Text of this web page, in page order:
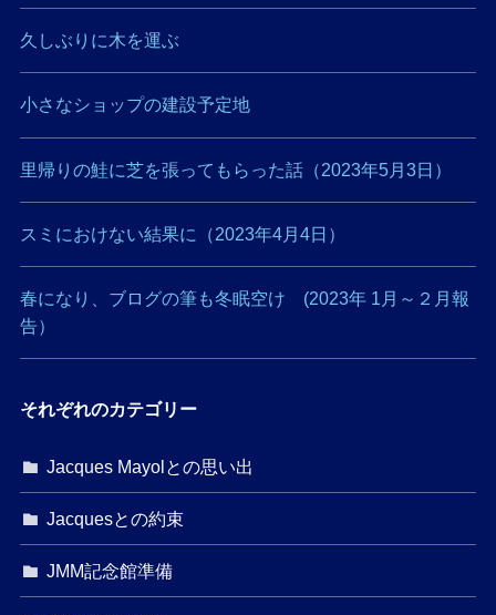
久しぶりに木を運ぶ
小さなショップの建設予定地
里帰りの鮭に芝を張ってもらった話（2023年5月3日）
スミにおけない結果に（2023年4月4日）
春になり、ブログの筆も冬眠空け (2023年 1月～２月報
告）
それぞれのカテゴリー
Jacques Mayolとの思い出
Jacquesとの約束
JMM記念館準備